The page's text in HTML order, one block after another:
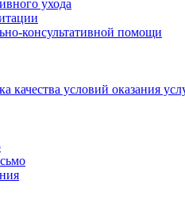
ухода
консультативной помощи
качества условий оказания